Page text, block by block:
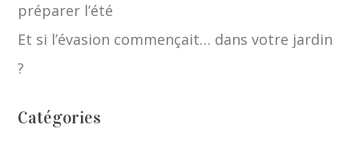
préparer l’été
Et si l’évasion commençait… dans votre jardin
?
Catégories